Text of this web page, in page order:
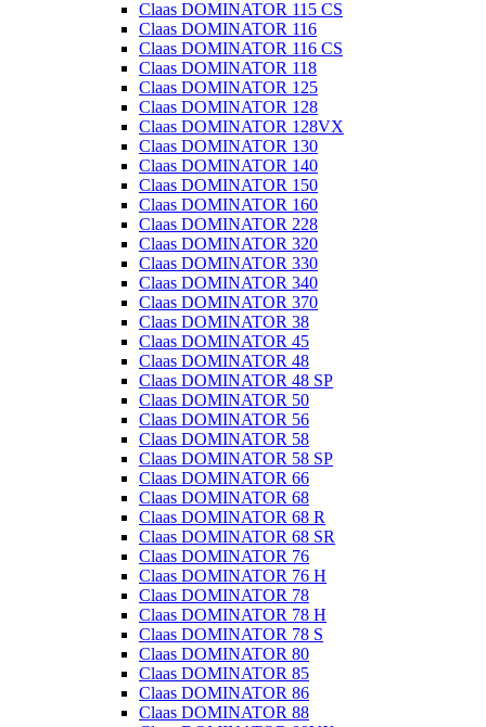
Claas DOMINATOR 115 CS
Claas DOMINATOR 116
Claas DOMINATOR 116 CS
Claas DOMINATOR 118
Claas DOMINATOR 125
Claas DOMINATOR 128
Claas DOMINATOR 128VX
Claas DOMINATOR 130
Claas DOMINATOR 140
Claas DOMINATOR 150
Claas DOMINATOR 160
Claas DOMINATOR 228
Claas DOMINATOR 320
Claas DOMINATOR 330
Claas DOMINATOR 340
Claas DOMINATOR 370
Claas DOMINATOR 38
Claas DOMINATOR 45
Claas DOMINATOR 48
Claas DOMINATOR 48 SP
Claas DOMINATOR 50
Claas DOMINATOR 56
Claas DOMINATOR 58
Claas DOMINATOR 58 SP
Claas DOMINATOR 66
Claas DOMINATOR 68
Claas DOMINATOR 68 R
Claas DOMINATOR 68 SR
Claas DOMINATOR 76
Claas DOMINATOR 76 H
Claas DOMINATOR 78
Claas DOMINATOR 78 H
Claas DOMINATOR 78 S
Claas DOMINATOR 80
Claas DOMINATOR 85
Claas DOMINATOR 86
Claas DOMINATOR 88